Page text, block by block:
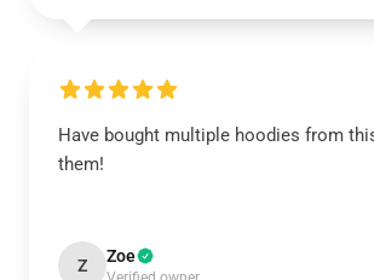
Have bought multiple hoodies from
them!
Z Zoe